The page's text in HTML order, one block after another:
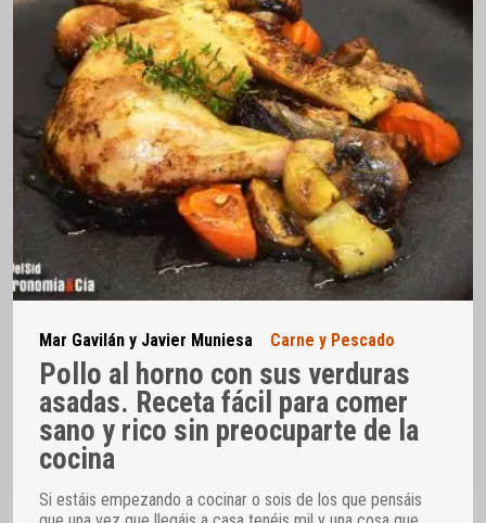
Mar Gavilán y Javier Muniesa Carne y Pescado
Pollo al horno con sus verduras
asadas. Receta fácil para comer
sano y rico sin preocuparte de la
cocina
Si estáis empezando a cocinar o sois de los que pensáis